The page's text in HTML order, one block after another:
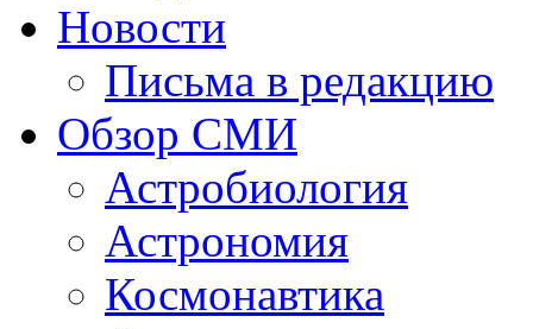
Новости
Письма в редакцию
Обзор СМИ
Астробиология
Астрономия
Космонавтика